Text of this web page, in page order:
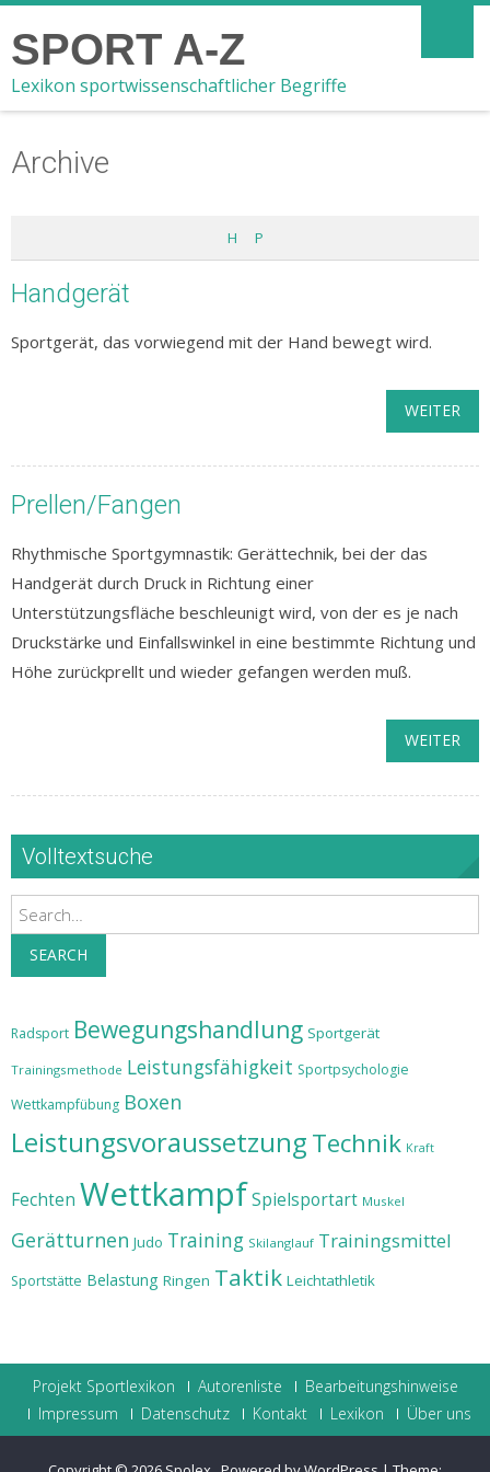
SPORT A-Z
Lexikon sportwissenschaftlicher Begriffe
Archive
H P
Handgerät
Sportgerät, das vorwiegend mit der Hand bewegt wird.
WEITER
Prellen/Fangen
Rhythmische Sportgymnastik: Gerättechnik, bei der das
Handgerät durch Druck in Richtung einer
Unterstützungsfläche beschleunigt wird, von der es je nach
Druckstärke und Einfallswinkel in eine bestimmte Richtung und
Höhe zurückprellt und wieder gefangen werden muß.
WEITER
Volltextsuche
Search
SEARCH
Radsport Bewegungshandlung Sportgerät
Trainingsmethode Leistungsfähigkeit Sportpsychologie
Wettkampfübung Boxen
LeistungsvoraussetzungTechnik Kraft
Fechten WettkampfSpielsportart Muskel
Gerätturnen Judo Training Skilanglauf Trainingsmittel
Sportstätte Belastung Ringen Taktik Leichtathletik
Projekt Sportlexikon Autorenliste
Bearbeitungshinweise
Impressum
Datenschutz Kontakt Lexikon Über uns